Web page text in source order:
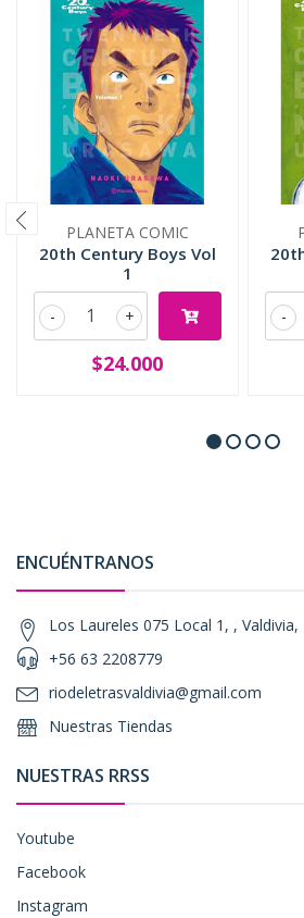
PLANETA COMIC
20th Century Boys Vol
1
+
-
$24.000
-
ENCUÉNTRANOS
Los Laureles 075 Local 1, , Valdivia,
+56 63 2208779
riodeletrasvaldivia@gmail.com
Nuestras Tiendas
NUESTRAS RRSS
Youtube
Facebook
Instagram